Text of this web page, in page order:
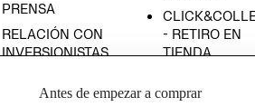
PRENSA
RELACIÓN CON
INVERSIONISTAS
EMPRESARIAL
- RETIRO EN
TIENDA
CONDICIONES
Antes de empezar a comprar